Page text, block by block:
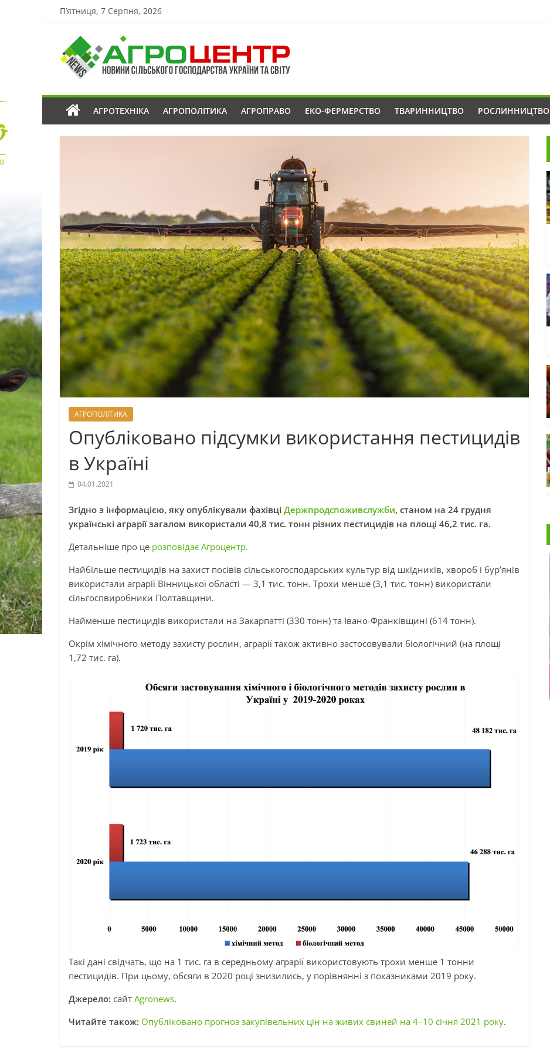
П’ятниця, 7 Серпня, 2026
АГРОТЕХНІКА АГРОПОЛІТИКА АГРОПРАВО ЕКО-ФЕРМЕРСТВО ТВАРИННИЦТВО РОСЛИННИЦТВО
АГРОПОЛІТИКА
Опубліковано підсумки використання пестицидів
в Україні
04.01.2021
Згідно з інформацією, яку опублікували фахівці Держпродспоживслужби, станом на 24 грудня
українські аграрії загалом використали 40,8 тис. тонн різних пестицидів на площі 46,2 тис. га.
Детальніше про це розповідає Агроцентр.
Найбільше пестицидів на захист посівів сільськогосподарських культур від шкідників, хвороб і бур’янів
використали аграрії Вінницької області — 3,1 тис. тонн. Трохи менше (3,1 тис. тонн) використали
сільгоспвиробники Полтавщини.
Найменше пестицидів використали на Закарпатті (330 тонн) та Івано-Франківщині (614 тонн).
Окрім хімічного методу захисту рослин, аграрії також активно застосовували біологічний (на площі
1,72 тис. га).
Такі дані свідчать, що на 1 тис. га в середньому аграрії використовують трохи менше 1 тонни
пестицидів. При цьому, обсяги в 2020 році знизились, у порівнянні з показниками 2019 року.
Джерело: сайт Agronews.
Читайте також: Опубліковано прогноз закупівельних цін на живих свиней на 4–10 січня 2021 року.